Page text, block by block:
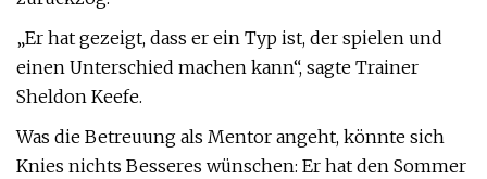
„Er hat gezeigt, dass er ein Typ ist, der spielen und
einen Unterschied machen kann“, sagte Trainer
Sheldon Keefe.
Was die Betreuung als Mentor angeht, könnte sich
Knies nichts Besseres wünschen: Er hat den Sommer